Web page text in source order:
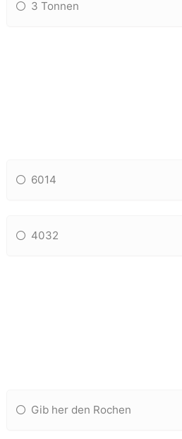
3 Tonnen
6014
4032
Gib her den Rochen